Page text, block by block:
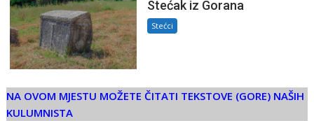
Stećak iz Gorana
Stećci
NA OVOM MJESTU MOŽETE ČITATI TEKSTOVE (GORE) NAŠIH
KULUMNISTA